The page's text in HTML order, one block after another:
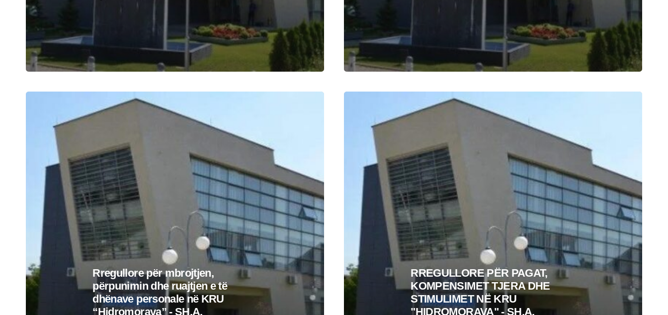
Rregullore për mbrojtjen,
përpunimin dhe ruajtjen e të
dhënave personale në KRU
“Hidromorava” - SH.A.
RREGULLORE PËR PAGAT,
KOMPENSIMET TJERA DHE
STIMULIMET NË KRU
"HIDROMORAVA" - SH.A.